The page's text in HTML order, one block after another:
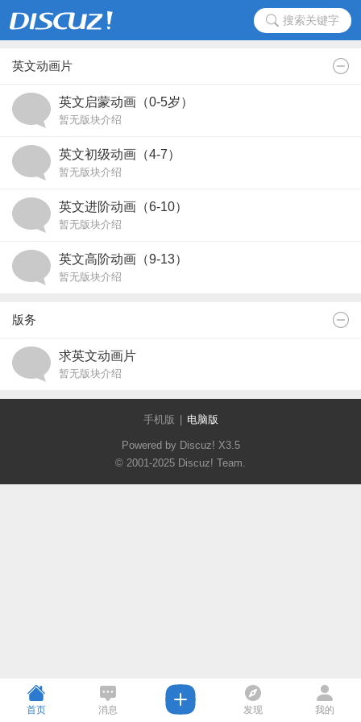
搜索关键字
英文动画片
英文启蒙动画（0-5岁）
暂无版块介绍
英文初级动画（4-7）
暂无版块介绍
英文进阶动画（6-10）
暂无版块介绍
英文高阶动画（9-13）
暂无版块介绍
版务
求英文动画片
暂无版块介绍
手机版 电脑版
Powered by Discuz! X3.5
© 2001-2025 Discuz! Team.
首页 消息 发现 我的